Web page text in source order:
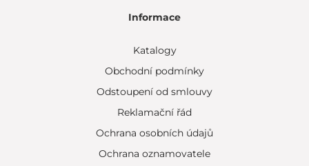
Informace
Katalogy
Obchodní podmínky
Odstoupení od smlouvy
Reklamační řád
Ochrana osobních údajů
Ochrana oznamovatele